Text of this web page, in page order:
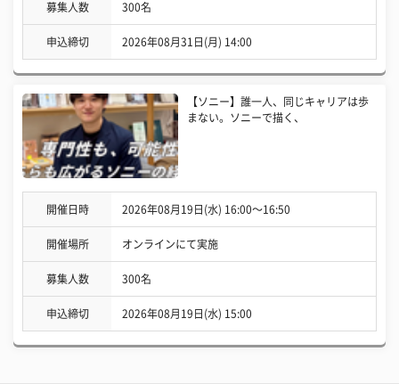
募集人数 300名
申込締切 2026年08月31日(月) 14:00
【ソニー】誰一人、同じキャリアは歩
まない。ソニーで描く、
開催日時 2026年08月19日(水) 16:00〜16:50
開催場所 オンラインにて実施
募集人数 300名
申込締切 2026年08月19日(水) 15:00